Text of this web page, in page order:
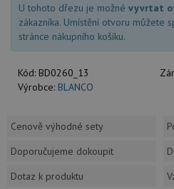
U tohoto dřezu je možné vyvrtat
zákazníka. Umístění otvoru můžete
stránce nákupního košíku.
Kód: BD0260_13
Výrobce: BLANCO
Cenově výhodné sety
Doporučujeme dokoupit
Dotaz k produktu